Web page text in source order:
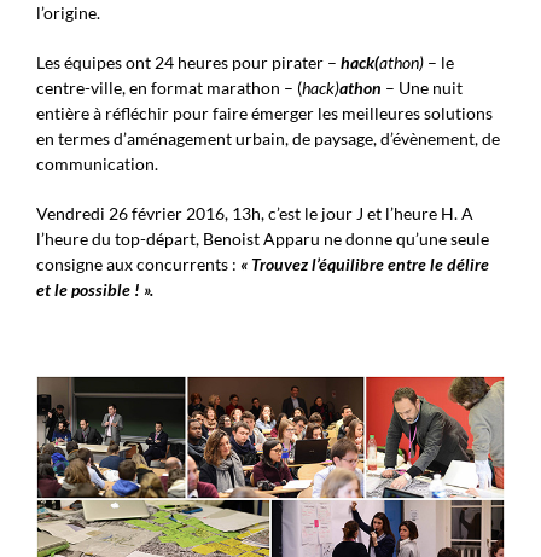
l’origine.
Les équipes ont 24 heures pour pirater – hack(athon) – le
centre-ville, en format marathon – (hack)athon – Une nuit
entière à réfléchir pour faire émerger les meilleures solutions
en termes d’aménagement urbain, de paysage, d’évènement, de
communication.
Vendredi 26 février 2016, 13h, c’est le jour J et l’heure H. A
l’heure du top-départ, Benoist Apparu ne donne qu’une seule
consigne aux concurrents : « Trouvez l’équilibre entre le délire
et le possible ! ».